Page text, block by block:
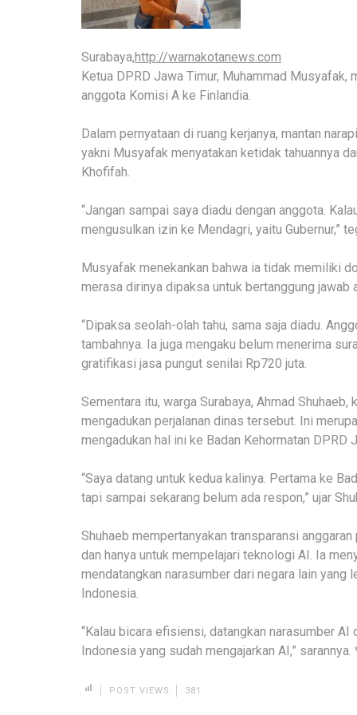
Surabaya,http://warnakotanews.com
Ketua DPRD Jawa Timur, Muhammad
anggota Komisi A ke Finlandia.
Dalam pernyataan di ruang kerjanya, mantan
yakni Musyafak menyatakan ketidak tahuannya
Khofifah.
“Jangan sampai saya diadu dengan anggota.
mengusulkan izin ke Mendagri, yaitu Gubernur,”
Musyafak menekankan bahwa ia tidak memiliki
merasa dirinya dipaksa untuk bertanggung jawab
“Dipaksa seolah-olah tahu, sama saja diadu.
tambahnya. Ia juga mengaku belum menerima
gratifikasi jasa pungut senilai Rp720 juta.
Sementara itu, warga Surabaya, Ahmad
mengadukan perjalanan dinas tersebut. Ini
mengadukan hal ini ke Badan Kehormatan DPRD
“Saya datang untuk kedua kalinya. Pertama ke
tapi sampai sekarang belum ada respon,” ujar
Shuhaeb mempertanyakan transparansi
dan hanya untuk mempelajari teknologi AI. Ia
mendatangkan narasumber dari negara lain
Indonesia.
“Kalau bicara efisiensi, datangkan narasumber
Indonesia yang sudah mengajarkan AI,” sarannya.
POST VIEWS: 381